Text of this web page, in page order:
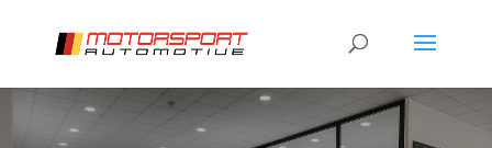
[/et_pb_slide] [/et_pb_slide]